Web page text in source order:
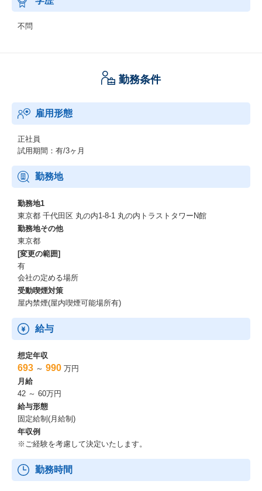
不問
勤務条件
雇用形態
正社員
試用期間：有/3ヶ月
勤務地
勤務地1
東京都 千代田区 丸の内1-8-1 丸の内トラストタワーN館
勤務地その他
東京都
[変更の範囲]
有
会社の定める場所
受動喫煙対策
屋内禁煙(屋内喫煙可能場所有)
給与
想定年収
693 ～ 990 万円
月給
42 ～ 60万円
給与形態
固定給制(月給制)
年収例
※ご経験を考慮して決定いたします。
勤務時間